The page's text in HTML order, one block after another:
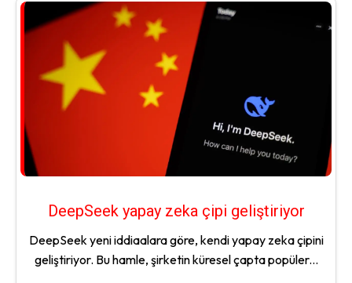
DeepSeek yapay zeka çipi geliştiriyor
DeepSeek yeni iddiaalara göre, kendi yapay zeka çipini
geliştiriyor. Bu hamle, şirketin küresel çapta popüler...